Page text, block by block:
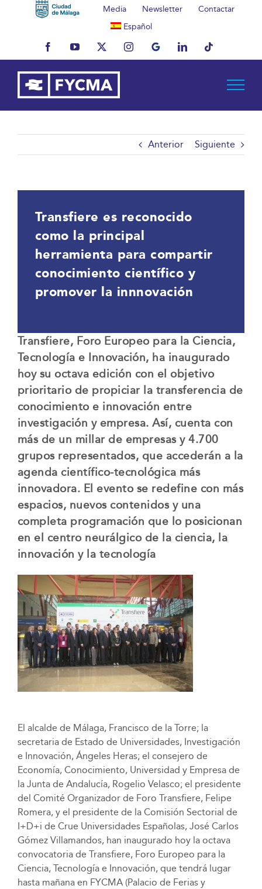
Media Newsletter
Contactar
Español
FacebookYouTubeX InstagramMyBusinessLinkedInTiktok
Anterior Siguiente
Transfiere es reconocido
como la principal
herramienta para compartir
conocimiento científico y
promover la innnovación
Transfiere, Foro Europeo para la Ciencia,
Tecnología e Innovación, ha inaugurado
hoy su octava edición con el objetivo
prioritario de propiciar la transferencia de
conocimiento e innovación entre
investigación y empresa. Así, cuenta con
más de un millar de empresas y 4.700
grupos representados, que accederán a la
agenda científico-tecnológica más
innovadora. El evento se redefine con más
espacios, nuevos contenidos y una
completa programación que lo posicionan
en el centro neurálgico de la ciencia, la
innovación y la tecnología
El alcalde de Málaga, Francisco de la Torre; la
secretaria de Estado de Universidades, Investigación
e Innovación, Ángeles Heras; el consejero de
Economía, Conocimiento, Universidad y Empresa de
la Junta de Andalucía, Rogelio Velasco; el presidente
del Comité Organizador de Foro Transfiere, Felipe
Romera, y el presidente de la Comisión Sectorial de
I+D+i de Crue Universidades Españolas, José Carlos
Gómez Villamandos, han inaugurado hoy la octava
convocatoria de Transfiere, Foro Europeo para la
Ciencia, Tecnología e Innovación, que tendrá lugar
hasta mañana en FYCMA (Palacio de Ferias y